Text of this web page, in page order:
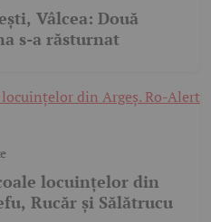
Vâlcea: Două
s-a răsturnat
locuințelor din
Rucăr și Sălătrucu